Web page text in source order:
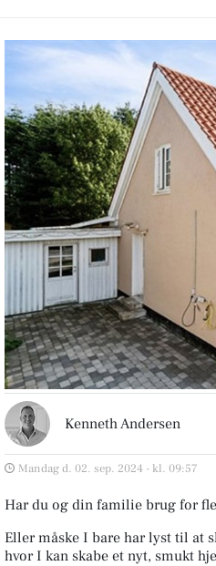
Kenneth Andersen
Mandag d. 02. sep. 2024 - kl. 09:57
Har du og din familie brug for
Eller måske I bare har lyst til at
hvor I kan skabe et nyt, smukt